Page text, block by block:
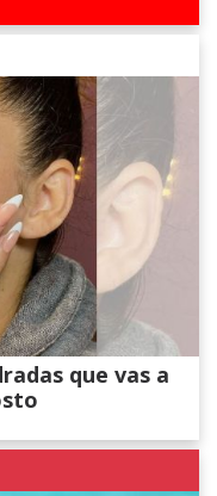
que vas a